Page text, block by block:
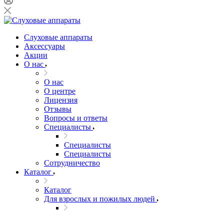
Слуховые аппараты
Аксессуары
Акции
О нас
О нас
О центре
Лицензия
Отзывы
Вопросы и ответы
Специалисты
Специалисты
Специалисты
Сотрудничество
Каталог
Каталог
Для взрослых и пожилых людей